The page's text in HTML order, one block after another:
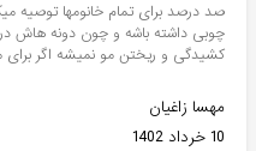
صد درصد برای تمام خانومها توصیه
چوبی داشته باشه و چون دونه هاش
کشیدگی و ریختن مو نمیشه اگر برای
مهسا زاغیان
10 خرداد 1402